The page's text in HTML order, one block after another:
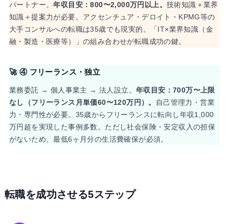
パートナー。年収目安：800〜2,000万円以上。 技術知識＋業界
知識＋提案力が必要。アクセンチュア・デロイト・KPMG等の
大手コンサルへの転職は35歳でも現実的。「IT×業界知識（金
融・製造・医療等）」の組み合わせが転職成功の鍵。
🚀 ④ フリーランス・独立
業務委託 → 個人事業主 → 法人設立。 年収目安：700万〜上限
なし（フリーランス月単価60〜120万円）。
自己管理力・営業
力・専門性が必要。35歳からフリーランスに転向し年収1,000
万円超を実現した事例多数。ただし社会保険・安定収入の担保
がないため、最低6ヶ月分の生活費確保が必須。
転職を成功させる5ステップ